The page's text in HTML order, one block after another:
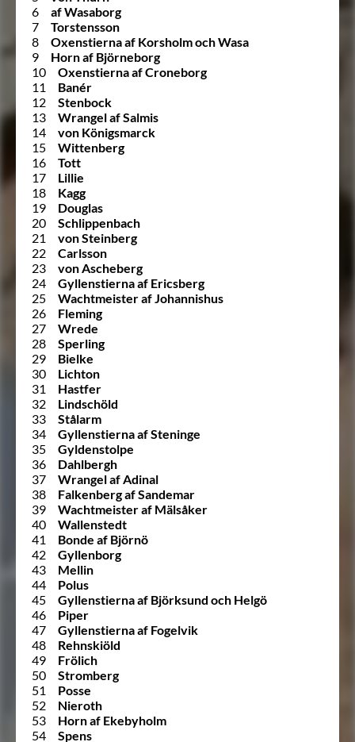
6
af Wasaborg
7
Torstensson
8
Oxenstierna af Korsholm och Wasa
9
Horn af Björneborg
10
Oxenstierna af Croneborg
11
Banér
12
Stenbock
13
Wrangel af Salmis
14
von Königsmarck
15
Wittenberg
16
Tott
17
Lillie
18
Kagg
19
Douglas
20
Schlippenbach
21
von Steinberg
22
Carlsson
23
von Ascheberg
24
Gyllenstierna af Ericsberg
25
Wachtmeister af Johannishus
26
Fleming
27
Wrede
28
Sperling
29
Bielke
30
Lichton
31
Hastfer
32
Lindschöld
33
Stålarm
34
Gyllenstierna af Steninge
35
Gyldenstolpe
36
Dahlbergh
37
Wrangel af Adinal
38
Falkenberg af Sandemar
39
Wachtmeister af Mälsåker
40
Wallenstedt
41
Bonde af Björnö
42
Gyllenborg
43
Mellin
44
Polus
45
Gyllenstierna af Björksund och Helgö
46
Piper
47
Gyllenstierna af Fogelvik
48
Rehnskiöld
49
Frölich
50
Stromberg
51
Posse
52
Nieroth
53
Horn af Ekebyholm
54
Spens